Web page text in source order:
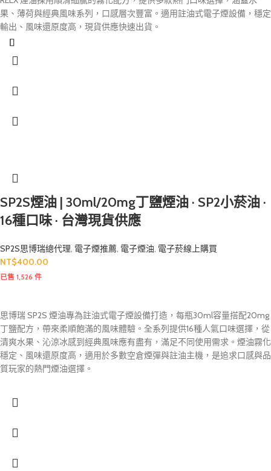
果、薄荷與經典風味系列，口感層次豐富。適用註油式電子煙設備，穩定
輸出、風味還原度高，現貨供應快速出貨。
SP2S煙油 | 30ml/20mg丁鹽煙油 · SP2小菸油 ·
16種口味 · 台灣現貨供應
SP2S思博瑞總代理, 電子煙推薦, 電子煙油, 電子菸線上購買
NT$400.00
已售 1,526 件
思博瑞 SP2S 煙油專為註油式電子煙設備打造，每瓶30ml容量搭配20mg
丁鹽配方，帶來柔順飽滿的風味體驗。全系列提供16種人氣口味選擇，從
清爽水果、沁涼冰感到經典風味應有盡有，滿足不同使用需求。煙油霧化
穩定、風味還原度高，適用於多數空倉煙彈與註油主機，是追求口感與品
質玩家的熱門煙油選擇。